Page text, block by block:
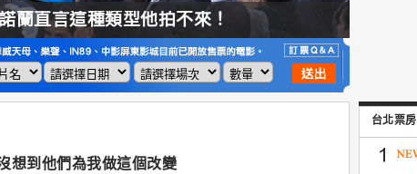
蘭直言這種類型他拍不來！
想到他們為我做這個改變
台北票房